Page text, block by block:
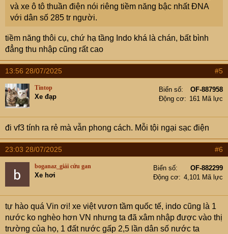
và xe ô tô thuần điện nói riêng tiềm năng bậc nhất ĐNA
với dân số 285 tr người.
tiềm năng thôi cụ, chứ hạ tầng Indo khá là chán, bất bình
đẳng thu nhập cũng rất cao
13:56 28/07/2025 #5
Tintop
Xe đạp
Biển số
OF-887958
Động cơ
161 Mã lực
đi vf3 tính ra rẻ mà vẫn phong cách. Mỗi tội ngại sạc điện
23:03 28/07/2025 #6
boganaz_giải cứu gan
Xe hơi
Biển số
OF-882299
Động cơ
4,101 Mã lực
tự hào quá Vin ơi! xe việt vươn tầm quốc tế, indo cũng là 1
nước ko nghèo hơn VN nhưng ta đã xâm nhập được vào thị
trường của họ, 1 đất nước gấp 2,5 lần dân số nước ta